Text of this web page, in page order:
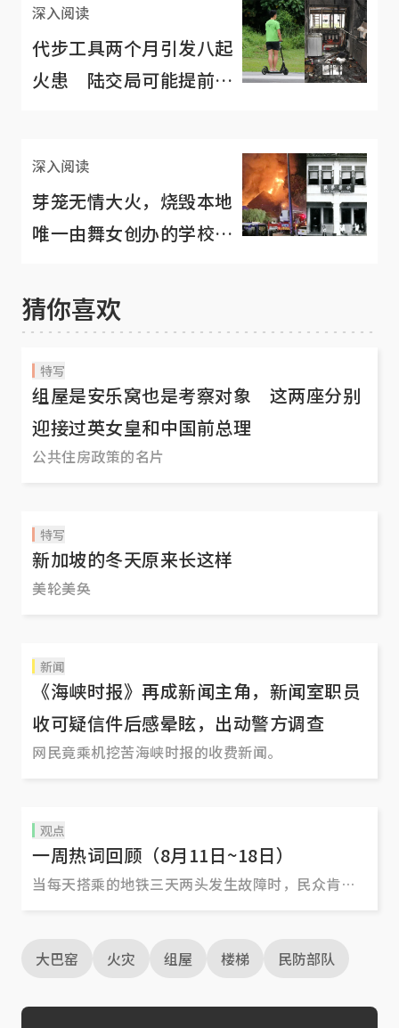
深入阅读
代步工具两个月引发八起
火患 陆交局可能提前实
深入阅读
芽笼无情大火，烧毁本地
唯一由舞女创办的学校校
猜你喜欢
特写
组屋是安乐窝也是考察对象 这两座分别
迎接过英女皇和中国前总理
公共住房政策的名片
特写
新加坡的冬天原来长这样
美轮美奂
新闻
《海峡时报》再成新闻主角，新闻室职员
收可疑信件后感晕眩，出动警方调查
网民竟乘机挖苦海峡时报的收费新闻。
观点
一周热词回顾（8月11日~18日）
当每天搭乘的地铁三天两头发生故障时，民众肯定
大巴窑 火灾 组屋 楼梯 民防部队